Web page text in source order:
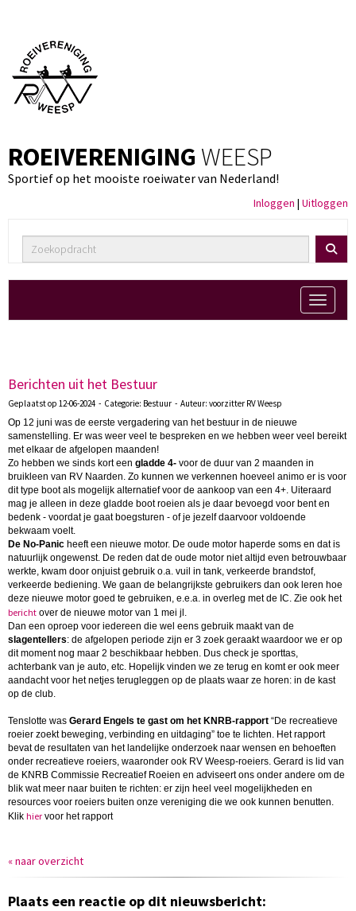
ROEIVERENIGING WEESP
Sportief op het mooiste roeiwater van Nederland!
Inloggen | Uitloggen
Toggle
Berichten uit het Bestuur
Geplaatst op 12-06-2024 - Categorie: Bestuur - Auteur: voorzitter RV Weesp
Op 12 juni was de eerste vergadering van het bestuur in de nieuwe
samenstelling. Er was weer veel te bespreken en we hebben weer veel bereikt
met elkaar de afgelopen maanden!
Zo hebben we sinds kort een gladde 4- voor de duur van 2 maanden in
bruikleen van RV Naarden. Zo kunnen we verkennen hoeveel animo er is voor
dit type boot als mogelijk alternatief voor de aankoop van een 4+. Uiteraard
mag je alleen in deze gladde boot roeien als je daar bevoegd voor bent en
bedenk - voordat je gaat boegsturen - of je jezelf daarvoor voldoende
bekwaam voelt.
De No-Panic heeft een nieuwe motor. De oude motor haperde soms en dat is
natuurlijk ongewenst. De reden dat de oude motor niet altijd even betrouwbaar
werkte, kwam door onjuist gebruik o.a. vuil in tank, verkeerde brandstof,
verkeerde bediening. We gaan de belangrijkste gebruikers dan ook leren hoe
deze nieuwe motor goed te gebruiken, e.e.a. in overleg met de IC. Zie ook het
bericht over de nieuwe motor van 1 mei jl.
Dan een oproep voor iedereen die wel eens gebruik maakt van de
slagentellers: de afgelopen periode zijn er 3 zoek geraakt waardoor we er op
dit moment nog maar 2 beschikbaar hebben. Dus check je sporttas,
achterbank van je auto, etc. Hopelijk vinden we ze terug en komt er ook meer
aandacht voor het netjes terugleggen op de plaats waar ze horen: in de kast
op de club.
Tenslotte was Gerard Engels te gast om het KNRB-rapport “De recreatieve
roeier zoekt beweging, verbinding en uitdaging” toe te lichten. Het rapport
bevat de resultaten van het landelijke onderzoek naar wensen en behoeften
onder recreatieve roeiers, waaronder ook RV Weesp-roeiers. Gerard is lid van
de KNRB Commissie Recreatief Roeien en adviseert ons onder andere om de
blik wat meer naar buiten te richten: er zijn heel veel mogelijkheden en
resources voor roeiers buiten onze vereniging die we ook kunnen benutten.
Klik hier voor het rapport
« naar overzicht
Plaats een reactie op dit nieuwsbericht: